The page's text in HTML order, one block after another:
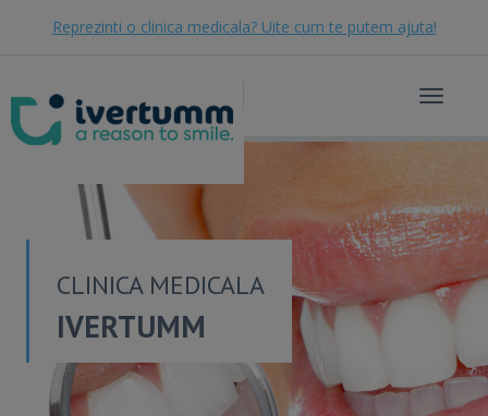
Reprezinti o clinica medicala? Uite cum te putem ajuta!
Toggle
CLINICA MEDICALA
IVERTUMM